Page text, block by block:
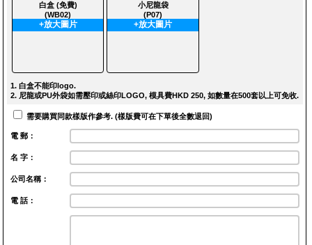
白盒 (免費)
(WB02)
+放大圖片
小尼龍袋
(P07)
+放大圖片
1. 白盒不能印logo.
2. 尼龍或PU外袋如需壓印或絲印LOGO, 模具費HKD 250, 如數量在500套以上可免收.
需要購買同款樣版作參考. (樣版費可在下單後全數退回)
電 郵：
名 字：
公司名稱：
電 話：